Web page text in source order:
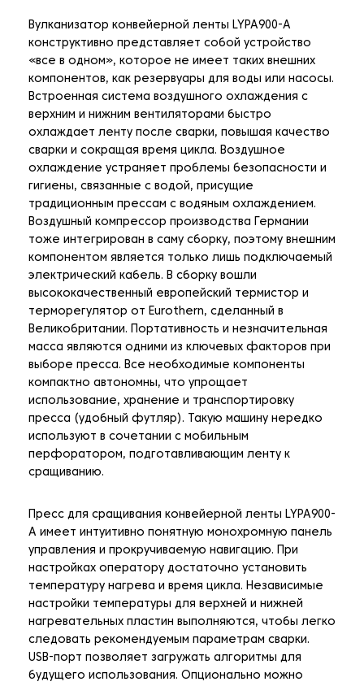
Вулканизатор конвейерной ленты LYPA900-A
конструктивно представляет собой устройство
«все в одном», которое не имеет таких внешних
компонентов, как резервуары для воды или насосы.
Встроенная система воздушного охлаждения с
верхним и нижним вентиляторами быстро
охлаждает ленту после сварки, повышая качество
сварки и сокращая время цикла. Воздушное
охлаждение устраняет проблемы безопасности и
гигиены, связанные с водой, присущие
традиционным прессам с водяным охлаждением.
Воздушный компрессор производства Германии
тоже интегрирован в саму сборку, поэтому внешним
компонентом является только лишь подключаемый
электрический кабель. В сборку вошли
высококачественный европейский термистор и
терморегулятор от Eurothern, сделанный в
Великобритании. Портативность и незначительная
масса являются одними из ключевых факторов при
выборе пресса. Все необходимые компоненты
компактно автономны, что упрощает
использование, хранение и транспортировку
пресса (удобный футляр). Такую машину нередко
используют в сочетании с мобильным
перфоратором, подготавливающим ленту к
сращиванию.
Пресс для сращивания конвейерной ленты LYPA900-
A имеет интуитивно понятную монохромную панель
управления и прокручиваемую навигацию. При
настройках оператору достаточно установить
температуру нагрева и время цикла. Независимые
настройки температуры для верхней и нижней
нагревательных пластин выполняются, чтобы легко
следовать рекомендуемым параметрам сварки.
USB-порт позволяет загружать алгоритмы для
будущего использования. Опционально можно